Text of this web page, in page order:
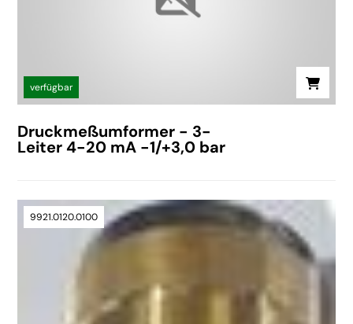
verfügbar
Druckmeßumformer - 3-
Leiter 4-20 mA -1/+3,0 bar
9921.0120.0100